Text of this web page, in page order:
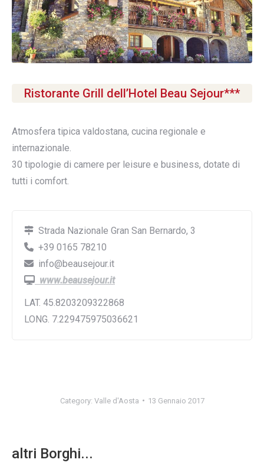
Ristorante Grill dell’Hotel Beau Sejour***
Atmosfera tipica valdostana, cucina regionale e
internazionale.
30 tipologie di camere per leisure e business, dotate di
tutti i comfort.
Strada Nazionale Gran San Bernardo, 3
+39 0165 78210
info@beausejour.it
www.beausejour.it
LAT. 45.8203209322868
LONG. 7.229475975036621
Category: Valle d'Aosta 13 Gennaio 2017
altri Borghi...